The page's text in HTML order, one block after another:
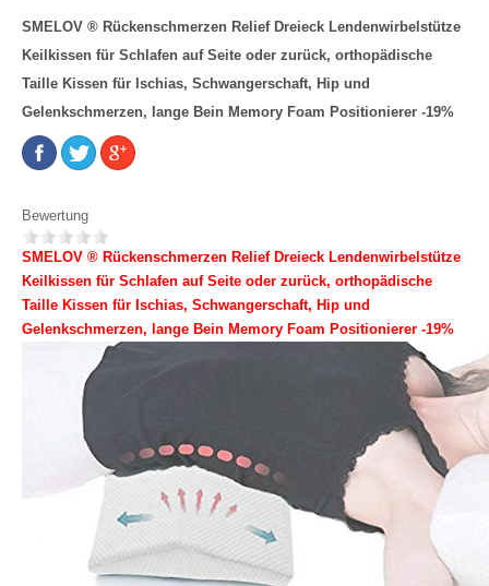
SMELOV ® Rückenschmerzen Relief Dreieck Lendenwirbelstütze
Keilkissen für Schlafen auf Seite oder zurück, orthopädische
Taille Kissen für Ischias, Schwangerschaft, Hip und
Gelenkschmerzen, lange Bein Memory Foam Positionierer -19%
Bewertung
SMELOV ® Rückenschmerzen Relief Dreieck Lendenwirbelstütze
Keilkissen für Schlafen auf Seite oder zurück, orthopädische
Taille Kissen für Ischias, Schwangerschaft, Hip und
Gelenkschmerzen, lange Bein Memory Foam Positionierer -19%